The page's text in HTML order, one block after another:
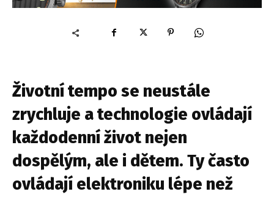
Životní tempo se neustále
zrychluje a technologie ovládají
každodenní život nejen
dospělým, ale i dětem. Ty často
ovládají elektroniku lépe než